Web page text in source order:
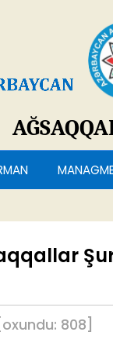
[oxundu: 808]